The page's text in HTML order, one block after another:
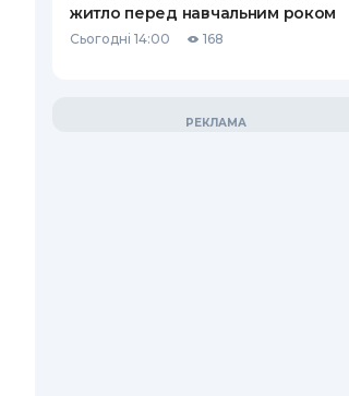
житло перед навчальним роком
Сьогодні 14:00 168